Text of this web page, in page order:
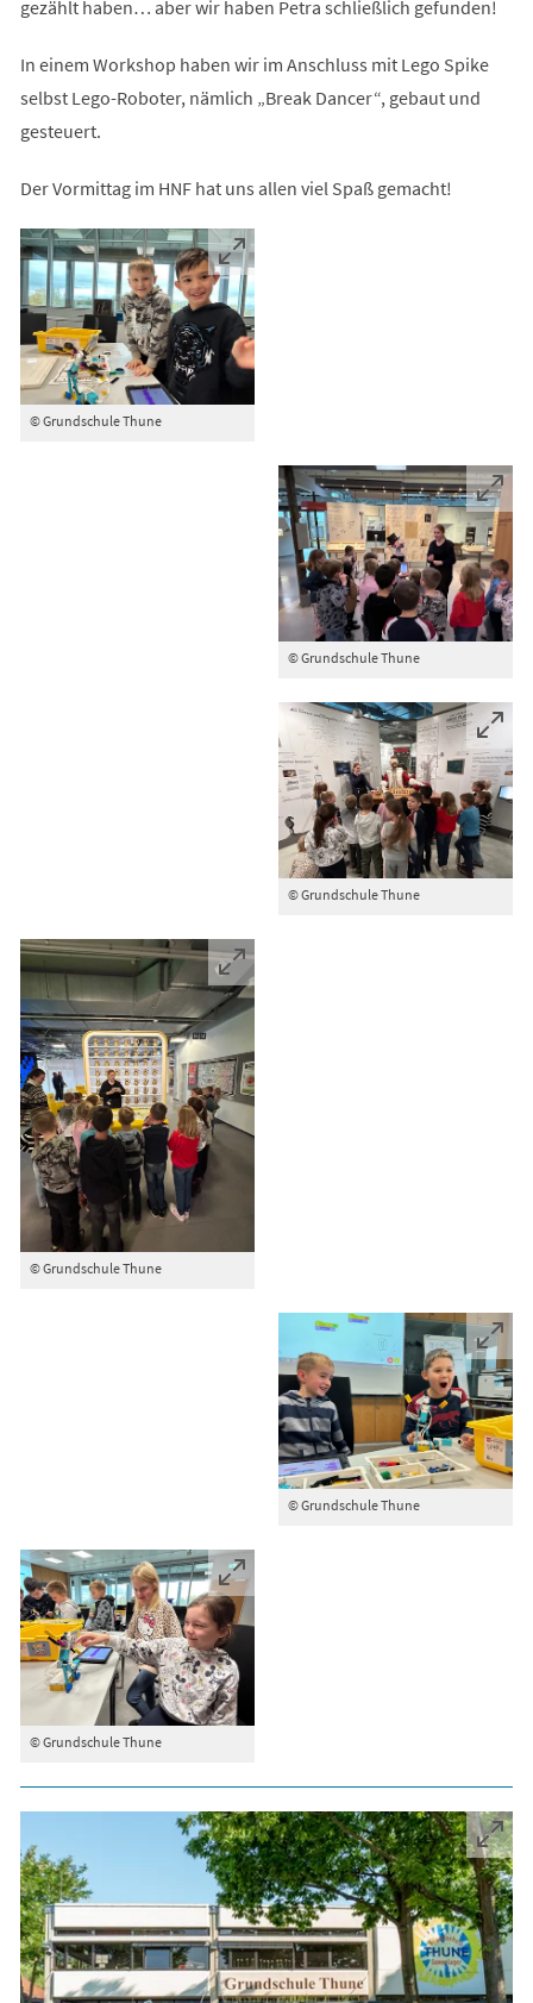
gezählt haben… aber wir haben Petra schließlich gefunden!
In einem Workshop haben wir im Anschluss mit Lego Spike
selbst Lego-Roboter, nämlich „Break Dancer“, gebaut und
gesteuert.
Der Vormittag im HNF hat uns allen viel Spaß gemacht!
© Grundschule Thune
© Grundschule Thune
© Grundschule Thune
© Grundschule Thune
© Grundschule Thune
© Grundschule Thune